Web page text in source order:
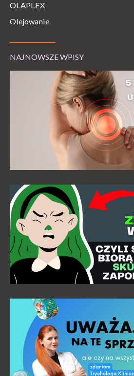
OLAPLEX
Olejowanie
NAJNOWSZE WPISY